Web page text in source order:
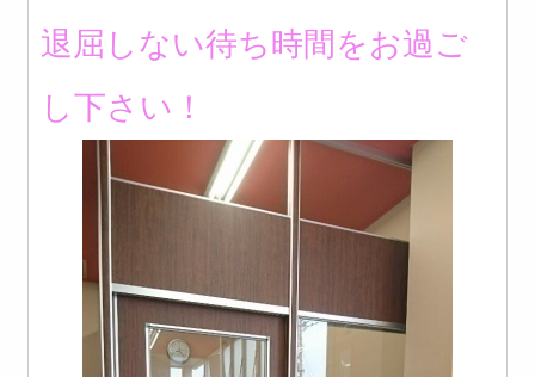
退屈しない待ち時間をお過ご
し下さい！